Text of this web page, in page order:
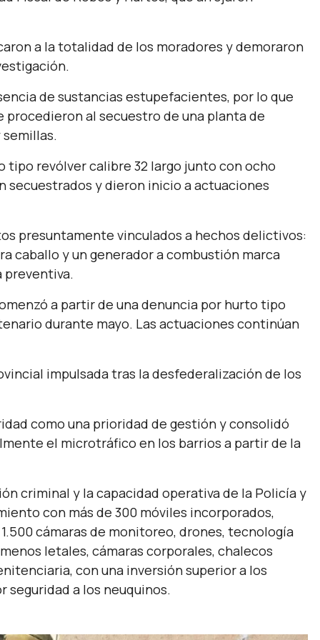
a la totalidad de los moradores y demoraron
de sustancias estupefacientes, por lo que
al secuestro de una planta de
semillas.
tipo revólver calibre 32 largo junto con ocho
y dieron inicio a actuaciones
presuntamente vinculados a hechos delictivos:
caballo y un generador a combustión marca
preventiva.
a partir de una denuncia por hurto tipo
durante mayo. Las actuaciones continúan
impulsada tras la desfederalización de los
como una prioridad de gestión y consolidó
el microtráfico en los barrios a partir de la
criminal y la capacidad operativa de la Policía y
con más de 300 móviles incorporados,
cámaras de monitoreo, drones, tecnología
letales, cámaras corporales, chalecos
con una inversión superior a los
seguridad a los neuquinos.